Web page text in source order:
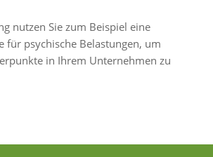
nutzen Sie zum Beispiel eine
für psychische Belastungen, um
in Ihrem Unternehmen zu